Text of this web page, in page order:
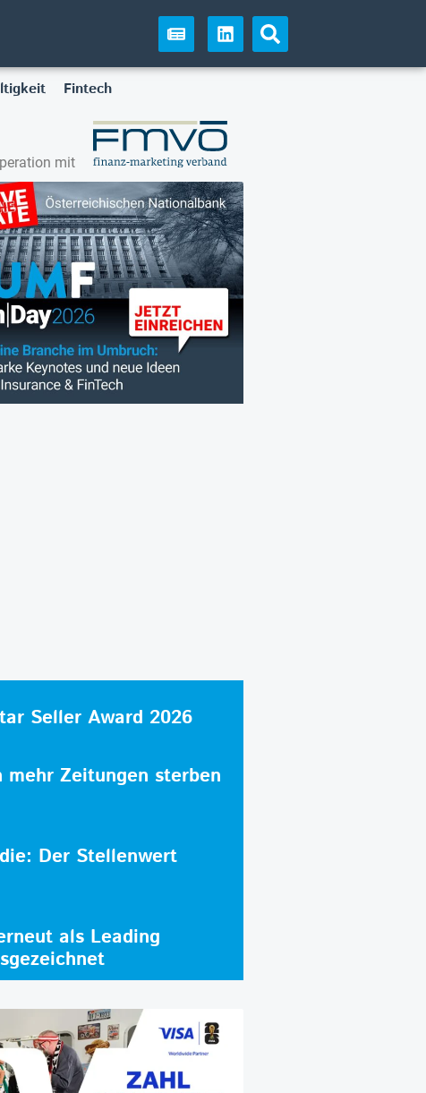
Fintech
mit
Seller Award 2026
mehr Zeitungen sterben
Der Stellenwert
als Leading